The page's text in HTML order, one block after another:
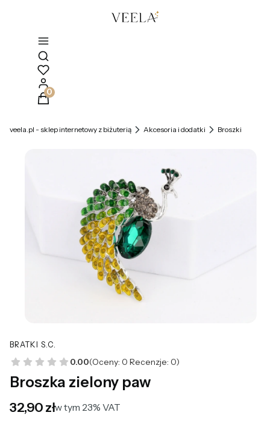
Otwórz wyszukiwarkę
Produkty w koszyku: 0. Zobacz szczegóły
veela.pl - sklep internetowy z biżuterią Akcesoria i dodatki Broszki
BRATKI S.C.
0.00(Oceny: 0 Recenzje: 0)
Broszka zielony paw
Cena
32,90 złw tym 23% VAT
w tym 23% VAT